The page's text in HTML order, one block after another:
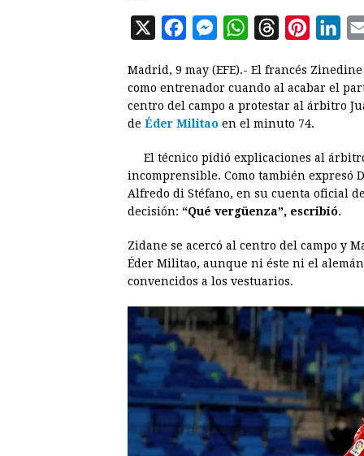
X
c
e
b
o
k
M
s
s
e
n
g
e
W
a
t
s
A
p
p
r
e
a
d
s
n
t
e
e
s
n
k
d
I
n
Madrid, 9 may (EFE).- El francés
como entrenador cuando al acabar el
centro del campo a protestar al árbitro
de Éder Militao en el minuto 74.
El técnico pidió explicaciones al
incomprensible. Como también expresó
Alfredo di Stéfano, en su cuenta oficial
decisión: “Qué vergüenza”, escribió.
Zidane se acercó al centro del campo y
Éder Militao, aunque ni éste ni el
convencidos a los vestuarios.